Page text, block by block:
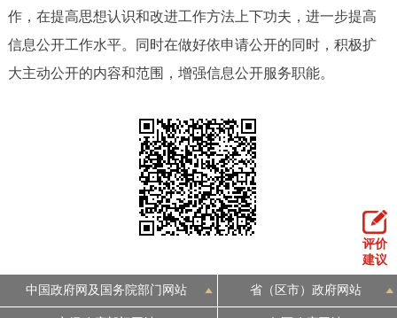
作，在提高思想认识和改进工作方法上下功夫，进一步提高
信息公开工作水平。同时在做好依申请公开的同时，积极扩
大主动公开的内容和范围，增强信息公开服务职能。
评价
建议
中国政府网及国务院部门网站 省（区市）政府网站